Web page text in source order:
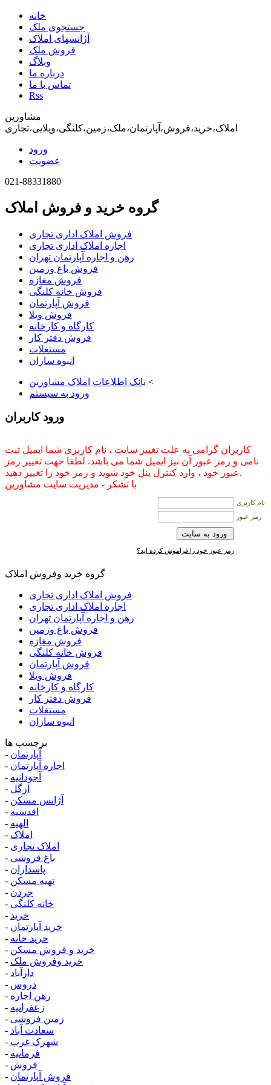
خانه
جستجوی ملک
آژانسهای املاک
فروش ملک
وبلاگ
درباره ما
تماس با ما
Rss
مشاورین
املاک،خرید،فروش،آپارتمان،ملک،زمین،کلنگی،ویلایی،تجاری
ورود
عضویت
021-88331880
گروه خرید و فروش املاک
فروش املاک اداری تجاری
اجاره املاک اداری تجاری
رهن و اجاره آپارتمان تهران
فروش باغ وزمین
فروش مغازه
فروش خانه کلنگی
فروش آپارتمان
فروش ویلا
کارگاه و کارخانه
فروش دفتر کار
مستغلات
انبوه سازان
بانک اطلاعات املاک مشاورين <
ورود به سيستم
ورود کاربران
کاربران گرامی به علت تغییر سایت ، نام کاربری شما ایمیل ثبت
نامی و رمز عبور آن نیز ایمیل شما می باشد. لطفا جهت تغییر رمز
عبور خود ، وارد کنترل پنل خود شوید و رمز خود را تغییر دهید.
با تشکر - مدیریت سایت مشاورین
نام کاربری
رمز عبور
رمز عبور خود را فراموش کرده اید؟
گروه خرید وفروش املاک
فروش املاک اداری تجاری
اجاره املاک اداری تجاری
رهن و اجاره آپارتمان تهران
فروش باغ وزمین
فروش مغازه
فروش خانه کلنگی
فروش آپارتمان
فروش ویلا
کارگاه و کارخانه
فروش دفتر کار
مستغلات
انبوه سازان
برچسب ها
- آپارتمان
- اجاره آپارتمان
- آجودانیه
- ازگل
- آژانس مسکن
- اقدسیه
- الهیه
- املاک
- املاک تجاری
- باغ فروشی
- پاسداران
- تهیه مسکن
- جردن
- خانه کلنگی
- خرید
- خرید آپارتمان
- خرید خانه
- خرید و فروش مسکن
- خرید وفروش ملک
- دارآباد
- دروس
- رهن اجاره
- زعفرانیه
- زمین فروشی
- سعادت آباد
- شهرک غرب
- فرمانیه
- فروش
- فروش آپارتمان